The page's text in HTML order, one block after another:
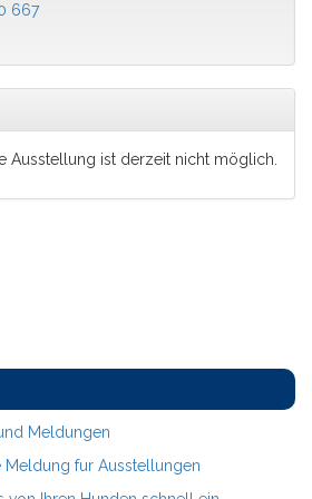
667
Ausstellung ist derzeit nicht möglich.
Meldungen
fur Ausstellungen